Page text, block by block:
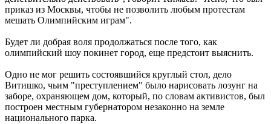
приказ из Москвы, чтобы не позволить любым протестам
мешать Олимпийским играм".
Будет ли добрая воля продолжаться после того, как
олимпийский шоу покинет город, еще предстоит выяснить.
Одно не мог решить состоявшийся круглый стол, дело
Витишко, чьим "преступлением" было нарисовать лозунг на
заборе, охраняющем дом, который, по словам активистов, был
построен местным губернатором незаконно на земле
национального парка.